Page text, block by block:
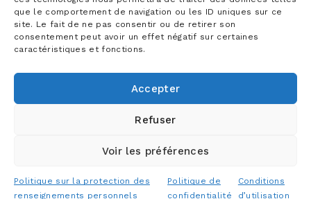
que le comportement de navigation ou les ID uniques sur ce
site. Le fait de ne pas consentir ou de retirer son
consentement peut avoir un effet négatif sur certaines
caractéristiques et fonctions.
Accepter
Refuser
Voir les préférences
Politique sur la protection des
renseignements personnels
Politique de
confidentialité
Conditions
d’utilisation
courrier@lemieuxnolet
.ca
Contactez un syndic
Trouver un bureau
Politique de
confidentialité
Politique sur la
renseignements
personnels
Conditions d’utilisation
agréés S.E.N.C.R.L. - Tous droits réservés
Conception webTREIZE